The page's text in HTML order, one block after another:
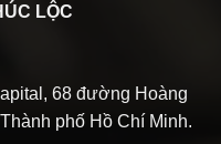
LỘC
68 đường Hoàng
phố Hồ Chí Minh.